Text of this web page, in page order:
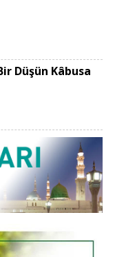
Düşün Kâbusa